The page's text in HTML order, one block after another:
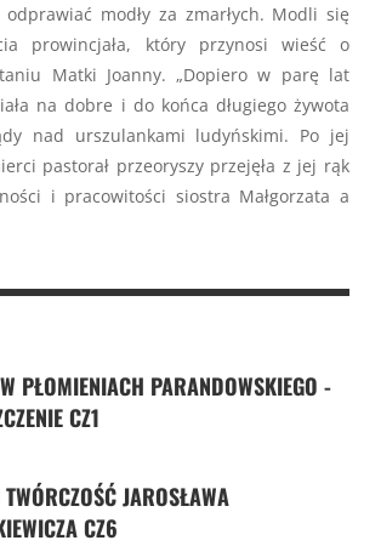
modły za zmarłych. Modli się
prowincjała, który przynosi wieść o
Matki Joanny. „Dopiero w parę lat
na dobre i do końca długiego żywota
nad urszulankami ludyńskimi. Po jej
pastorał przeoryszy przejęła z jej rąk
i pracowitości siostra Małgorzata a
PŁOMIENIACH PARANDOWSKIEGO -
CZ1
JAROSŁAWA
CZ6